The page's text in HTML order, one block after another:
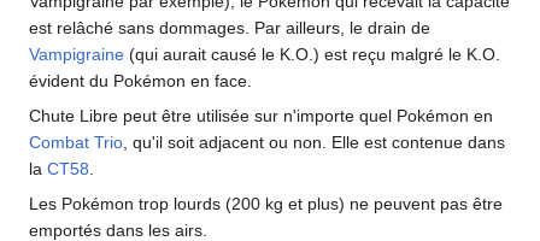
est relâché sans dommages. Par ailleurs, le drain de
Vampigraine (qui aurait causé le K.O.) est reçu malgré le K.O.
évident du Pokémon en face.
Chute Libre peut être utilisée sur n'importe quel Pokémon en
Combat Trio , qu'il soit adjacent ou non. Elle est contenue dans
la CT58
Les Pokémon trop lourds (200 kg et plus) ne peuvent pas être
emportés dans les airs.